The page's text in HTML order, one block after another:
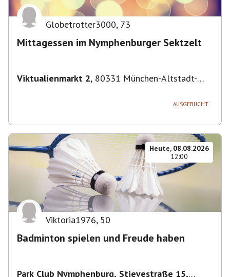
Globetrotter3000, 73
Mittagessen im Nymphenburger Sektzelt
Viktualienmarkt 2, 80331 München-Altstadt-
AUSGEBUCHT
Heute, 08.08.2026
12:00
Viktoria1976, 50
Badminton spielen und Freude haben
Park Club Nymphenburg, Stievestraße 15,